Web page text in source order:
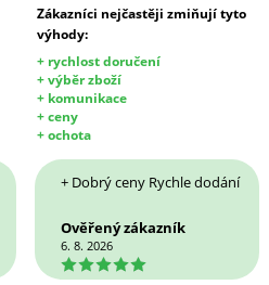
Zákazníci nejčastěji zmiňují tyto
výhody:
+ rychlost doručení
+ výběr zboží
+ komunikace
+ ceny
+ ochota
+ Dobrý ceny Rychle dodání
Ověřený zákazník
6. 8. 2026
5